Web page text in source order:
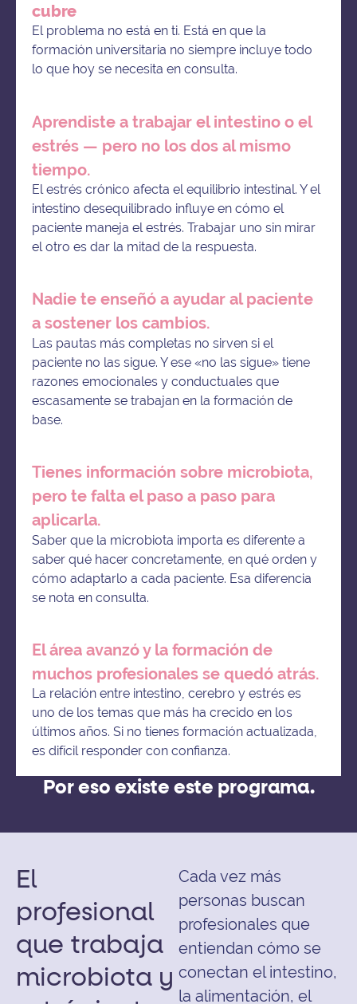
cubre
El problema no está en ti. Está en que la
formación universitaria no siempre incluye todo
lo que hoy se necesita en consulta.
Aprendiste a trabajar el intestino o el
estrés — pero no los dos al mismo
tiempo.
El estrés crónico afecta el equilibrio intestinal. Y el
intestino desequilibrado influye en cómo el
paciente maneja el estrés. Trabajar uno sin mirar
el otro es dar la mitad de la respuesta.
Nadie te enseñó a ayudar al paciente
a sostener los cambios.
Las pautas más completas no sirven si el
paciente no las sigue. Y ese «no las sigue» tiene
razones emocionales y conductuales que
escasamente se trabajan en la formación de
base.
Tienes información sobre microbiota,
pero te falta el paso a paso para
aplicarla.
Saber que la microbiota importa es diferente a
saber qué hacer concretamente, en qué orden y
cómo adaptarlo a cada paciente. Esa diferencia
se nota en consulta.
El área avanzó y la formación de
muchos profesionales se quedó atrás.
La relación entre intestino, cerebro y estrés es
uno de los temas que más ha crecido en los
últimos años. Si no tienes formación actualizada,
es difícil responder con confianza.
Por eso existe este programa.
El
profesional
que trabaja
microbiota y
Cada vez más
personas buscan
profesionales que
entiendan cómo se
conectan el intestino,
la alimentación, el